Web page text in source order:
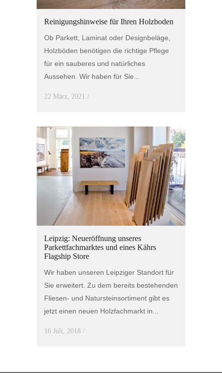
Reinigungshinweise für Ihren Holzboden
Ob Parkett, Laminat oder Designbeläge,
Holzböden benötigen die richtige Pflege
für ein sauberes und natürliches
Aussehen. Wir haben für Sie...
22 März, 2021 /
Leipzig: Neueröffnung unseres
Parkettfachmarktes und eines Kährs
Flagship Store
Wir haben unseren Leipziger Standort für
Sie erweitert. Zu dem bereits bestehenden
Fliesen- und Natursteinsortiment gibt es
jetzt einen neuen Holzfachmarkt in...
16 Juli, 2018 /